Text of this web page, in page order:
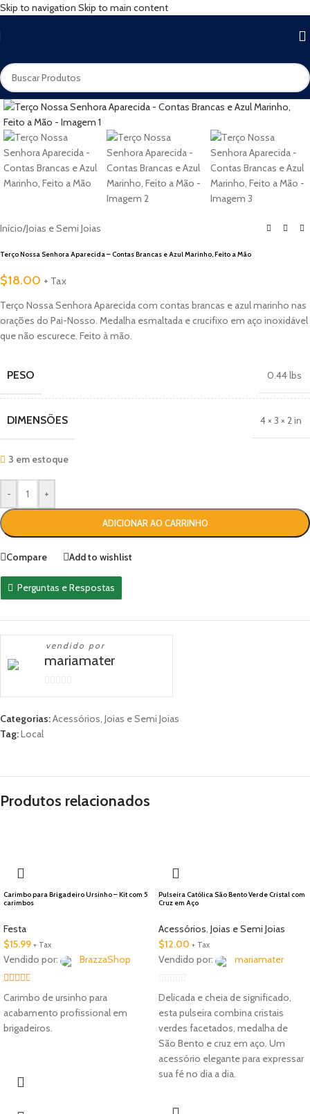
Skip to navigation Skip to main content
Início/Joias e Semi Joias
Terço Nossa Senhora Aparecida – Contas Brancas e Azul Marinho, Feito a Mão
$18.00 + Tax
Terço Nossa Senhora Aparecida com contas brancas e azul marinho nas
orações do Pai-Nosso. Medalha esmaltada e crucifixo em aço inoxidável
que não escurece. Feito à mão.
PESO 0.44 lbs
DIMENSÕES 4 × 3 × 2 in
3 em estoque
- +
ADICIONAR AO CARRINHO
Compare Add to wishlist
Perguntas e Respostas
vendido por
mariamater
0
of
Categorias:Acessórios, Joias e Semi Joias
Tag:Local
Produtos relacionados
Carimbo para Brigadeiro Ursinho – Kit com 5
carimbos
Festa
$15.99 + Tax
Vendido por: BrazzaShop
2.33
out of
5
Carimbo de ursinho para
acabamento profissional em
brigadeiros.
Pulseira Católica São Bento Verde Cristal com
Cruz em Aço
Acessórios, Joias e Semi Joias
$12.00 + Tax
Vendido por: mariamater
0
5
Delicada e cheia de significado,
esta pulseira combina cristais
verdes facetados, medalha de
São Bento e cruz em aço. Um
acessório elegante para expressar
sua fé no dia a dia.